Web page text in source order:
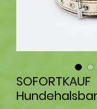
SOFORTKAUF